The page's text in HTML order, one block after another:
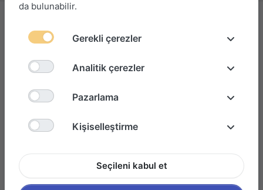
da bulunabilir.
Gerekli çerezler
Analitik çerezler
Pazarlama
Kişiselleştirme
Seçileni kabul et